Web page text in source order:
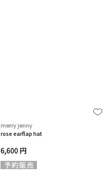
merry jenny
rose earflap hat
6,600 円